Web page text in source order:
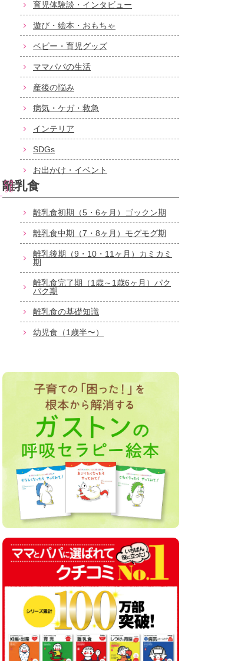
育児体験談・インタビュー
遊び・絵本・おもちゃ
ベビー・育児グッズ
ママパパの生活
産後の悩み
病気・ケガ・救急
インテリア
SDGs
お出かけ・イベント
離乳食
離乳食初期（5・6ヶ月）ゴックン期
離乳食中期（7・8ヶ月）モグモグ期
離乳後期（9・10・11ヶ月）カミカミ
期
離乳食完了期（1歳～1歳6ヶ月）パク
パク期
離乳食の基礎知識
幼児食（1歳半〜）